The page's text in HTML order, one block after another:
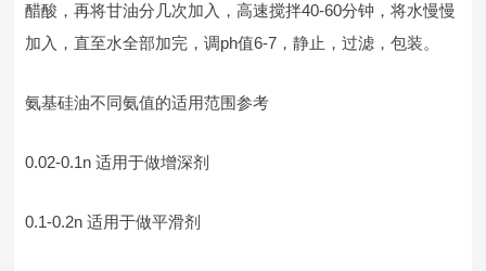
醋酸，再将甘油分几次加入，高速搅拌40-60分钟，将水慢慢
加入，直至水全部加完，调ph值6-7，静止，过滤，包装。
氨基硅油不同氨值的适用范围参考
0.02-0.1n 适用于做增深剂
0.1-0.2n 适用于做平滑剂